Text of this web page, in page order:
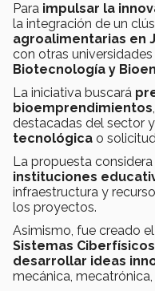
Para impulsar la
la integración de un
agroalimentarias en
con otras
Biotecnología y
La iniciativa buscará
bioemprendimientos
destacadas del sector y
tecnológica o
La propuesta considera
instituciones
infraestructura y
los proyectos.
Asimismo, fue creado
Sistemas Ciberfísicos
desarrollar ideas
mecánica,